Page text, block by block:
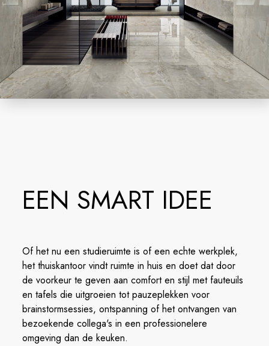
EEN SMART IDEE
Of het nu een studieruimte is of een echte werkplek,
het thuiskantoor vindt ruimte in huis en doet dat door
de voorkeur te geven aan comfort en stijl met fauteuils
en tafels die uitgroeien tot pauzeplekken voor
brainstormsessies, ontspanning of het ontvangen van
bezoekende collega's in een professionelere
omgeving dan de keuken.